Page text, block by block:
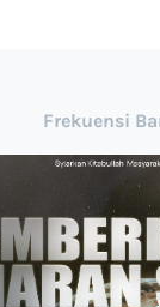
Frekuensi